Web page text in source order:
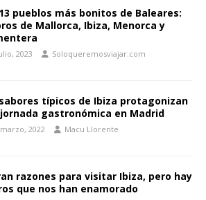
pueblos más bonitos de Baleares:
de Mallorca, Ibiza, Menorca y
2023 Soloqueremosviajar.com
típicos de Ibiza protagonizan
gastronómica en Madrid
2022 Macu Llorente
razones para visitar Ibiza, pero hay
que nos han enamorado